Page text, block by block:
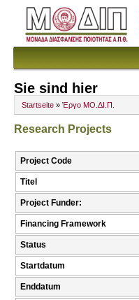
Sie sind hier
Startseite » Έργο ΜΟ.ΔΙ.Π.
Research Projects
Project Code
Titel
Project Funder:
Financing Framework
Status
Startdatum
Enddatum